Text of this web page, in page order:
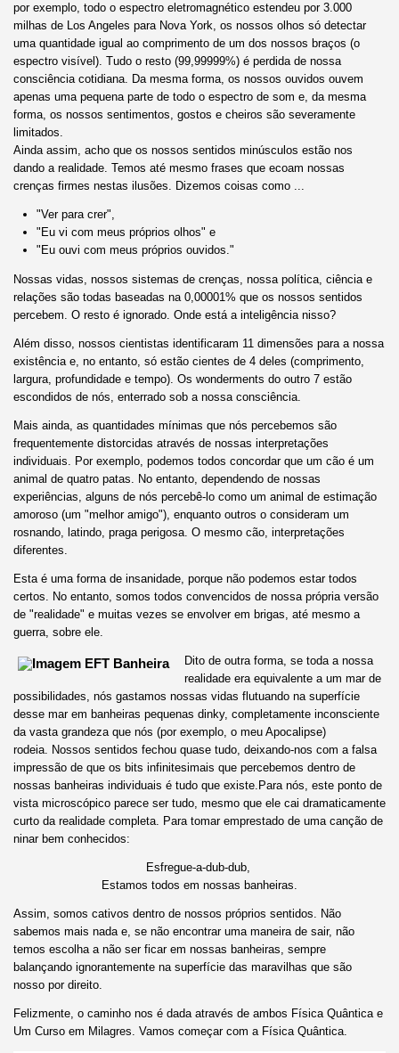
por exemplo, todo o espectro eletromagnético estendeu por 3.000
milhas de Los Angeles para Nova York, os nossos olhos só detectar
uma quantidade igual ao comprimento de um dos nossos braços (o
espectro visível). Tudo o resto (99,99999%) é perdida de nossa
consciência cotidiana. Da mesma forma, os nossos ouvidos ouvem
apenas uma pequena parte de todo o espectro de som e, da mesma
forma, os nossos sentimentos, gostos e cheiros são severamente
limitados.
Ainda assim, acho que os nossos sentidos minúsculos estão nos
dando a realidade. Temos até mesmo frases que ecoam nossas
crenças firmes nestas ilusões. Dizemos coisas como ...
"Ver para crer",
"Eu vi com meus próprios olhos" e
"Eu ouvi com meus próprios ouvidos."
Nossas vidas, nossos sistemas de crenças, nossa política, ciência e
relações são todas baseadas na 0,00001% que os nossos sentidos
percebem. O resto é ignorado. Onde está a inteligência nisso?
Além disso, nossos cientistas identificaram 11 dimensões para a nossa
existência e, no entanto, só estão cientes de 4 deles (comprimento,
largura, profundidade e tempo). Os wonderments do outro 7 estão
escondidos de nós, enterrado sob a nossa consciência.
Mais ainda, as quantidades mínimas que nós percebemos são
frequentemente distorcidas através de nossas interpretações
individuais. Por exemplo, podemos todos concordar que um cão é um
animal de quatro patas. No entanto, dependendo de nossas
experiências, alguns de nós percebê-lo como um animal de estimação
amoroso (um "melhor amigo"), enquanto outros o consideram um
rosnando, latindo, praga perigosa. O mesmo cão, interpretações
diferentes.
Esta é uma forma de insanidade, porque não podemos estar todos
certos. No entanto, somos todos convencidos de nossa própria versão
de "realidade" e muitas vezes se envolver em brigas, até mesmo a
guerra, sobre ele.
Dito de outra forma, se toda a nossa
realidade era equivalente a um mar de
possibilidades, nós gastamos nossas vidas flutuando na superfície
desse mar em banheiras pequenas dinky, completamente inconsciente
da vasta grandeza que nós (por exemplo, o meu Apocalipse)
rodeia. Nossos sentidos fechou quase tudo, deixando-nos com a falsa
impressão de que os bits infinitesimais que percebemos dentro de
nossas banheiras individuais é tudo que existe.Para nós, este ponto de
vista microscópico parece ser tudo, mesmo que ele cai dramaticamente
curto da realidade completa. Para tomar emprestado de uma canção de
ninar bem conhecidos:
Esfregue-a-dub-dub,
Estamos todos em nossas banheiras.
Assim, somos cativos dentro de nossos próprios sentidos. Não
sabemos mais nada e, se não encontrar uma maneira de sair, não
temos escolha a não ser ficar em nossas banheiras, sempre
balançando ignorantemente na superfície das maravilhas que são
nosso por direito.
Felizmente, o caminho nos é dada através de ambos Física Quântica e
Um Curso em Milagres. Vamos começar com a Física Quântica.